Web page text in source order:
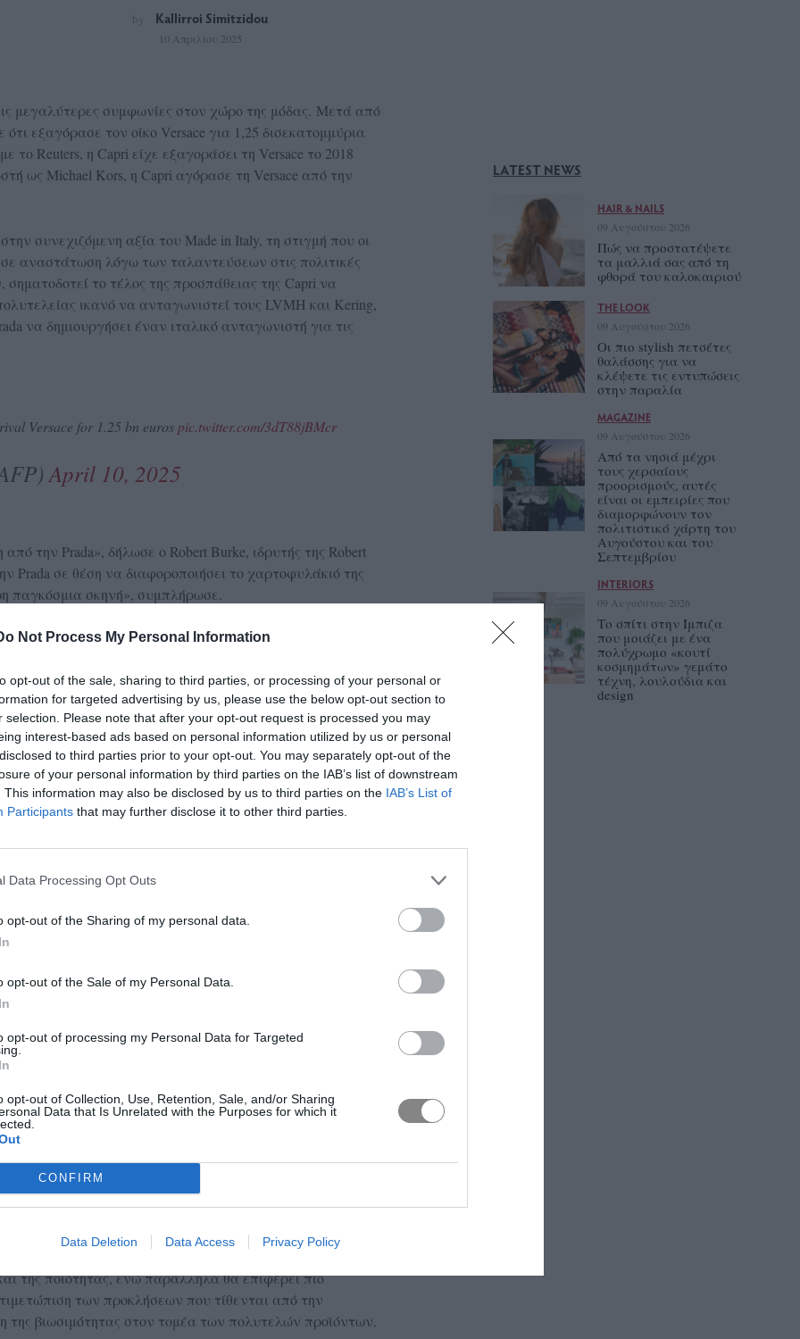
Not Process My Personal Information
opt-out of the sale, sharing to third parties, or processing of your personal or
for targeted advertising by us, please use the below opt-out section to
selection. Please note that after your opt-out request is processed you may
interest-based ads based on personal information utilized by us or personal
to third parties prior to your opt-out. You may separately opt-out of the
of your personal information by third parties on the IAB’s list of downstream
This information may also be disclosed by us to third parties on the IAB’s List of
Participants that may further disclose it to other third parties.
Data Processing Opt Outs
opt-out of the Sharing of my personal data.
opt-out of the Sale of my Personal Data.
opt-out of processing my Personal Data for Targeted
opt-out of Collection, Use, Retention, Sale, and/or Sharing
Data that Is Unrelated with the Purposes for which it
CONFIRM
Data Deletion Data Access Privacy Policy
by Kallirroi Simitzidou
10 Απριλίου 2025
μεγαλύτερες συμφωνίες στον χώρο της μόδας. Μετά από
εξαγόρασε τον οίκο Versace για 1,25 δισεκατομμύρια
το Reuters, η Capri είχε εξαγοράσει τη Versace το 2018
ως Michael Kors, η Capri αγόρασε τη Versace από την
συνεχιζόμενη αξία του Made in Italy, τη στιγμή που οι
αναστάτωση λόγω των ταλαντεύσεων στις πολιτικές
το τέλος της προσπάθειας της Capri να
ικανό να ανταγωνιστεί τους LVMH και Kering,
να δημιουργήσει έναν ιταλικό ανταγωνιστή για τις
Versace for 1.25 bn euros pic.twitter.com/3dT88jBMcr
April 10, 2025
την Prada», δήλωσε ο Robert Burke, ιδρυτής της Robert
Prada σε θέση να διαφοροποιήσει το χαρτοφυλάκιό της
παγκόσμια σκηνή», συμπλήρωσε.
του Versace γιορτάζοντας και ερμηνεύοντας εκ νέου
Ταυτόχρονα, θα της παρέχουμε μια ισχυρή πλατφόρμα,
και ριζωμένη σε μακροχρόνιες σχέσεις»,δήλωσε ο
την αποχώρηση της Donatella Versace από την
του αείμνηστου Gianni Versace εξακολουθεί να
παραμείνει στην ηγεσία της Versace και θα
του οίκου.
θα επιτρέψει στην Prada να επενδύσει ακόμα
της ποιότητας, ενώ παράλληλα θα επιφέρει πιο
των προκλήσεων που τίθενται από την
της βιωσιμότητας στον τομέα των πολυτελών προϊόντων.
LATEST NEWS
HAIR & NAILS
09 Αυγούστου 2026
Πώς να προστατέψετε
τα μαλλιά σας από τη
φθορά του καλοκαιριού
THE LOOK
09 Αυγούστου 2026
Οι πιο stylish πετσέτες
θαλάσσης για να
κλέψετε τις εντυπώσεις
στην παραλία
MAGAZINE
09 Αυγούστου 2026
Από τα νησιά μέχρι
τους χερσαίους
προορισμούς, αυτές
είναι οι εμπειρίες που
διαμορφώνουν τον
πολιτιστικό χάρτη του
Αυγούστου και του
Σεπτεμβρίου
INTERIORS
09 Αυγούστου 2026
Tο σπίτι στην Ίμπιζα
που μοιάζει με ένα
πολύχρωμο «κουτί
κοσμημάτων» γεμάτο
τέχνη, λουλούδια και
design